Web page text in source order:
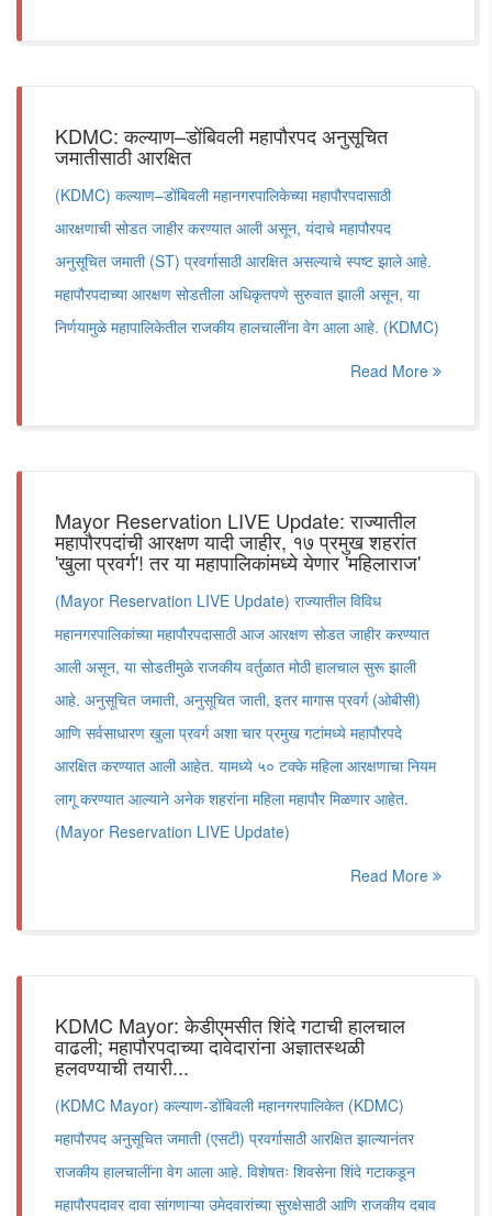
KDMC: कल्याण–डोंबिवली महापौरपद अनुसूचित
जमातीसाठी आरक्षित
(KDMC) कल्याण–डोंबिवली महानगरपालिकेच्या महापौरपदासाठी
आरक्षणाची सोडत जाहीर करण्यात आली असून, यंदाचे महापौरपद
अनुसूचित जमाती (ST) प्रवर्गासाठी आरक्षित असल्याचे स्पष्ट झाले आहे.
महापौरपदाच्या आरक्षण सोडतीला अधिकृतपणे सुरुवात झाली असून, या
निर्णयामुळे महापालिकेतील राजकीय हालचालींना वेग आला आहे. (KDMC)
Read More
Mayor Reservation LIVE Update: राज्यातील
महापौरपदांची आरक्षण यादी जाहीर, १७ प्रमुख शहरांत
'खुला प्रवर्ग'! तर या महापालिकांमध्ये येणार 'महिलाराज'
(Mayor Reservation LIVE Update) राज्यातील विविध
महानगरपालिकांच्या महापौरपदासाठी आज आरक्षण सोडत जाहीर करण्यात
आली असून, या सोडतीमुळे राजकीय वर्तुळात मोठी हालचाल सुरू झाली
आहे. अनुसूचित जमाती, अनुसूचित जाती, इतर मागास प्रवर्ग (ओबीसी)
आणि सर्वसाधारण खुला प्रवर्ग अशा चार प्रमुख गटांमध्ये महापौरपदे
आरक्षित करण्यात आली आहेत. यामध्ये ५० टक्के महिला आरक्षणाचा नियम
लागू करण्यात आल्याने अनेक शहरांना महिला महापौर मिळणार आहेत.
(Mayor Reservation LIVE Update)
Read More
KDMC Mayor: केडीएमसीत शिंदे गटाची हालचाल
वाढली; महापौरपदाच्या दावेदारांना अज्ञातस्थळी
हलवण्याची तयारी...
(KDMC Mayor) कल्याण-डोंबिवली महानगरपालिकेत (KDMC)
महापौरपद अनुसूचित जमाती (एसटी) प्रवर्गासाठी आरक्षित झाल्यानंतर
राजकीय हालचालींना वेग आला आहे. विशेषतः शिवसेना शिंदे गटाकडून
महापौरपदावर दावा सांगणाऱ्या उमेदवारांच्या सुरक्षेसाठी आणि राजकीय दबाव